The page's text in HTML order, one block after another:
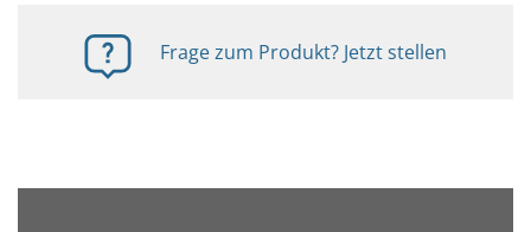
Frage zum Produkt? Jetzt stellen